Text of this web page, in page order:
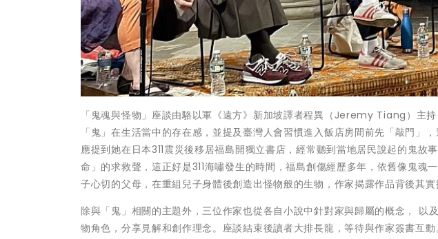
「鬼魂與怪物」座談由駱以軍《遠方》新加坡譯者程異（Jeremy Tiang）主
「鬼」在生活當中的存在感，並提及臺灣人會習慣進入飯店房間前先「敲門」
應提到她在日本311震災後移居福島開獨立書店，經常聽到當地居民說起的鬼故
命」的求救聲，這正好是311海嘯發生的時間，福島創傷經歷多年，依舊像鬼魂
子心切的父母，在重組兒子身體後創造出怪物般的生物，作家揭露作品背後其實
除與「鬼」相關的主題外，三位作家也從各自小說中針對家與歸屬的概念， 以
物角色，分享見解和創作理念。座談結束後讀者大排長龍，等待與作家簽書互